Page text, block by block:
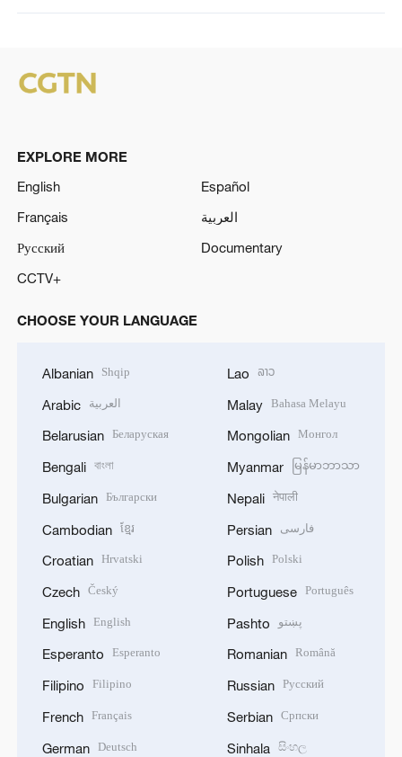
EXPLORE MORE
English
Español
Français
العربية
Русский
Documentary
CCTV+
CHOOSE YOUR LANGUAGE
Albanian Shqip
Arabic العربية
Belarusian Беларуская
Bengali বাংলা
Bulgarian Български
Cambodian ខ្មែរ
Croatian Hrvatski
Czech Český
English English
Esperanto Esperanto
Filipino Filipino
French Français
German Deutsch
Lao ລາວ
Malay Bahasa Melayu
Mongolian Монгол
Myanmar မြန်မာဘာသာ
Nepali नेपाली
Persian فارسی
Polish Polski
Portuguese Português
Pashto پښتو
Romanian Română
Russian Русский
Serbian Српски
Sinhala සිංහල